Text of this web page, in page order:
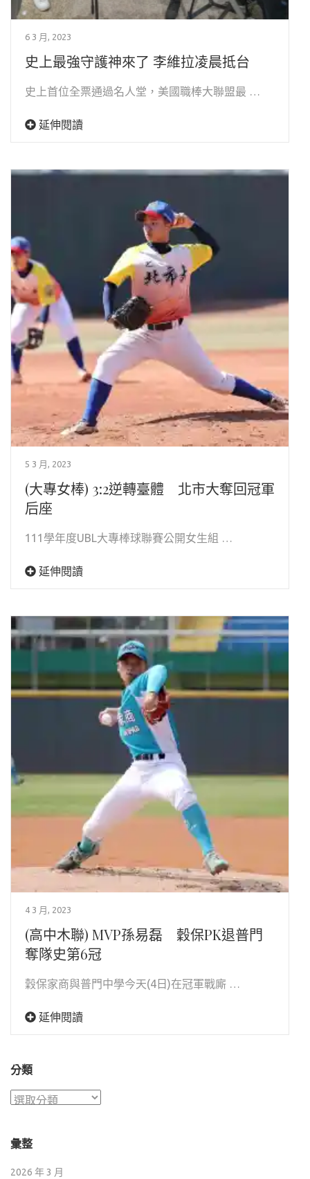
6 3 月, 2023
史上最強守護神來了 李維拉凌晨抵台
史上首位全票通過名人堂，美國職棒大聯盟最 …
延伸閱讀
5 3 月, 2023
(大專女棒) 3:2逆轉臺體 北市大奪回冠軍
后座
111學年度UBL大專棒球聯賽公開女生組 …
延伸閱讀
4 3 月, 2023
(高中木聯) MVP孫易磊 穀保PK退普門
奪隊史第6冠
穀保家商與普門中學今天(4日)在冠軍戰廝 …
延伸閱讀
分類
分
彙整
2026 年 3 月